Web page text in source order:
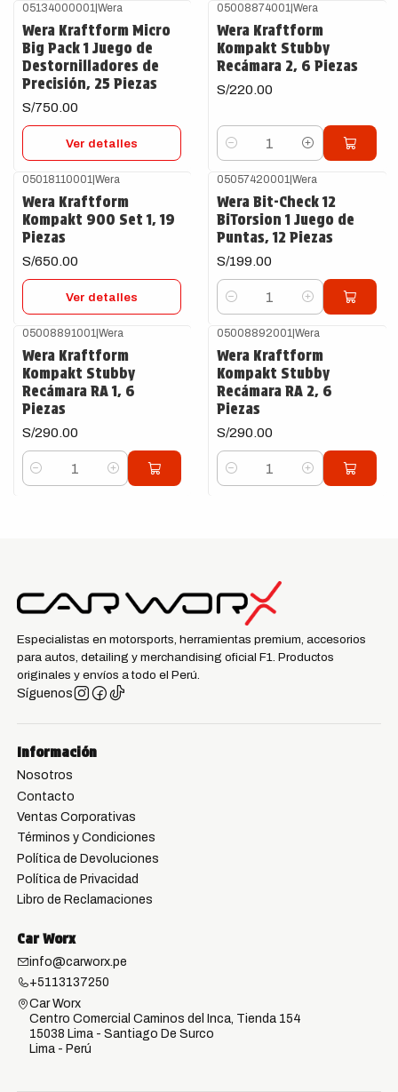
05134000001 |Wera
Wera Kraftform Micro
Big Pack 1 Juego de
Destornilladores de
Precisión, 25 Piezas
S/750.00
Ver detalles
05008874001 |Wera
Wera Kraftform
Kompakt Stubby
Recámara 2, 6 Piezas
S/220.00
Cantidad
05018110001 |Wera
Wera Kraftform
Kompakt 900 Set 1, 19
Piezas
S/650.00
Ver detalles
05057420001 |Wera
Wera Bit-Check 12
BiTorsion 1 Juego de
Puntas, 12 Piezas
S/199.00
Cantidad
05008891001 |Wera
Wera Kraftform
Kompakt Stubby
Recámara RA 1, 6
Piezas
S/290.00
Cantidad
05008892001 |Wera
Wera Kraftform
Kompakt Stubby
Recámara RA 2, 6
Piezas
S/290.00
Cantidad
Especialistas en motorsports, herramientas premium, accesorios
para autos, detailing y merchandising oficial F1. Productos
originales y envíos a todo el Perú.
Síguenos
Información
Nosotros
Contacto
Ventas Corporativas
Términos y Condiciones
Política de Devoluciones
Política de Privacidad
Libro de Reclamaciones
Car Worx
info@carworx.pe
+5113137250
Car Worx
Centro Comercial Caminos del Inca, Tienda 154
15038 Lima - Santiago De Surco
Lima - Perú